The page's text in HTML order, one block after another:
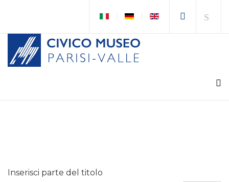
Inserisci parte del titolo